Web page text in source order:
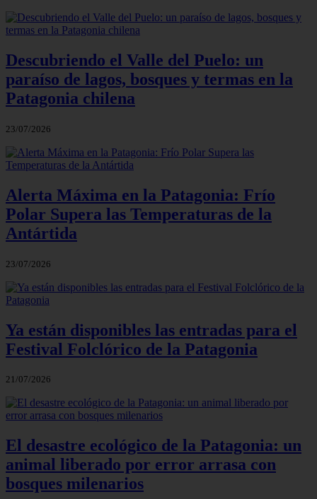
Descubriendo el Valle del Puelo: un
paraíso de lagos, bosques y termas en la
Patagonia chilena
23/07/2026
Alerta Máxima en la Patagonia: Frío
Polar Supera las Temperaturas de la
Antártida
23/07/2026
Ya están disponibles las entradas para el
Festival Folclórico de la Patagonia
21/07/2026
El desastre ecológico de la Patagonia: un
animal liberado por error arrasa con
bosques milenarios